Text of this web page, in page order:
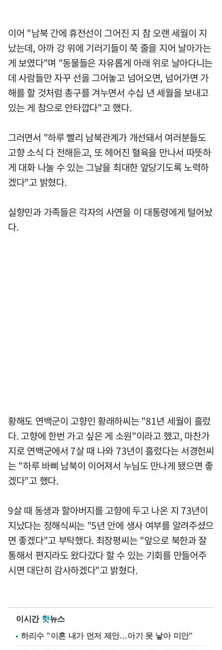
이어 "남북 간에 휴전선이 그어진 지 참 오랜 세월이 지
났는데, 아까 강 위에 기러기들이 쭉 줄을 지어 날아가는
게 보였다"며 "동물들은 자유롭게 아래 위로 날아다니는
데 사람들만 자꾸 선을 그어놓고 넘어오면, 넘어가면 가
해를 할 것처럼 총구를 겨누면서 수십 년 세월을 보내고
있는 게 참으로 안타깝다"고 했다.
그러면서 "하루 빨리 남북관계가 개선돼서 여러분들도
고향 소식 다 전해듣고, 또 헤어진 혈육을 만나서 따뜻하
게 대화 나눌 수 있는 그날을 최대한 앞당기도록 노력하
겠다"고 밝혔다.
실향민과 가족들은 각자의 사연을 이 대통령에게 털어놨
다.
황해도 연백군이 고향인 황래하씨는 "81년 세월이 흘렀
다. 고향에 한번 가고 싶은 게 소원"이라고 했고, 마찬가
지로 연백군에서 7살 때 나와 73년이 흘렀다는 서경헌씨
는 "하루 바삐 남북이 이어져서 누님도 만나게 됐으면 좋
겠다"고 했다.
9살 때 동생과 할아버지를 고향에 두고 나온 지 73년이
지났다는 정해식씨는 "5년 안에 생사 여부를 알려주셨으
면 좋겠다"고 부탁했다. 최장평씨는 "앞으로 북한과 잘
통해서 편지라도 왔다갔다 할 수 있는 기회를 만들어주
시면 대단히 감사하겠다"고 밝혔다.
이시간 핫뉴스
하리수 "이혼 내가 먼저 제안…아기 못 낳아 미안"